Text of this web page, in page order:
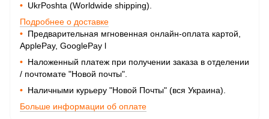
• UkrPoshta (Worldwide shipping).
Подробнее о доставке
• Предварительная мгновенная онлайн-оплата картой,
ApplePay, GooglePay l
• Наложенный платеж при получении заказа в отделении
/ почтомате "Новой почты".
• Наличными курьеру "Новой Почты" (вся Украина).
Больше информации об оплате